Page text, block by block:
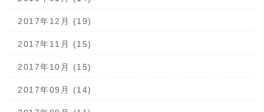
2017年12月 (19)
2017年11月 (15)
2017年10月 (15)
2017年09月 (14)